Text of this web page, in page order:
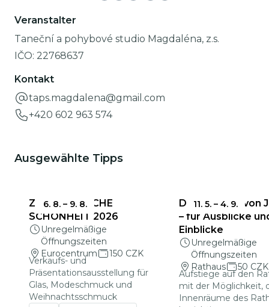
Veranstalter
Taneční a pohybové studio Magdaléna, z.s.
IČO: 22768637
Kontakt
taps.magdalena@gmail.com
+420 602 963 574
Ausgewählte Tipps
6. 8. – 9. 8.
ZERBRECHLICHE
SCHÖNHEIT 2026
Unregelmäßige
Öffnungszeiten
Eurocentrum
150 CZK
Verkaufs- und
Präsentationsausstellung für
Glas, Modeschmuck und
Weihnachtsschmuck
11. 5. – 4. 9.
Das Rathaus von
– für Ausblicke
Einblicke
Unregelmäßige
Öffnungszeiten
Rathaus
50 CZK
Aufstiege auf den
mit der Möglichkeit,
Innenräume des